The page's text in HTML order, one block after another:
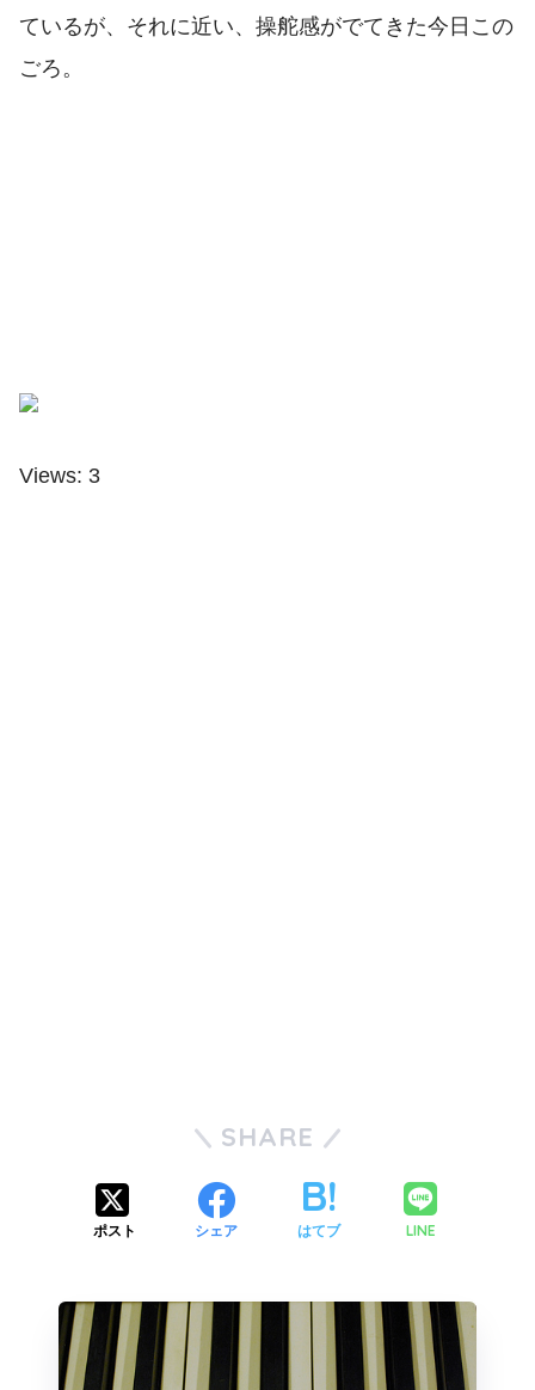
ているが、それに近い、操舵感がでてきた今日この
ごろ。
Views: 3
SHARE
ポスト シェア はてブ LINE